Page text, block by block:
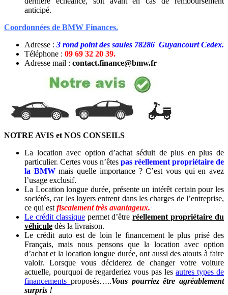
anticipé.
Coordonnées de BMW Finances.
Adresse : 3 rond point des saules 78286 Guyancourt Cedex.
Téléphone : 09 69 32 20 39.
Adresse mail : contact.finance@bmw.fr
NOTRE AVIS et NOS CONSEILS
La location avec option d’achat séduit de plus en plus de
particulier. Certes vous n’êtes pas réellement propriétaire de
la BMWmais quelle importance ? C’est vous qui en avez
l’usage exclusif.
La Location longue durée, présente un intérêt certain pour les
sociétés, car les loyers entrent dans les charges de l’entreprise,
ce qui est fiscalement très avantageux.
Le crédit classiquepermet d’êtreréellement propriétaire du
véhicule dès la livraison.
Le crédit auto est de loin le financement le plus prisé des
Français, mais nous pensons que la location avec option
d’achat et la location longue durée, ont aussi des atouts à faire
valoir. Lorsque vous déciderez de changer votre voiture
actuelle, pourquoi de regarderiez vous pas les autres types de
financements proposés…..Vous pourriez être agréablement
surpris !